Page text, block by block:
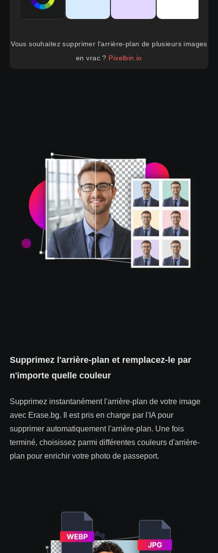
Vous souhaitez supprimer l'arrière-plan de plusieurs images
en vrac ? Pixelbin.io
Supprimez l'arrière-plan et remplacez-le par
n'importe quelle couleur
Supprimez instantanément l'arrière-plan de votre image
avec Erase.bg. Il est pris en charge par l'IA pour
supprimer automatiquement l'arrière-plan. Une fois
terminé, choisissez parmi différentes couleurs d'arrière-
plan pour enrichir votre photo de passeport.